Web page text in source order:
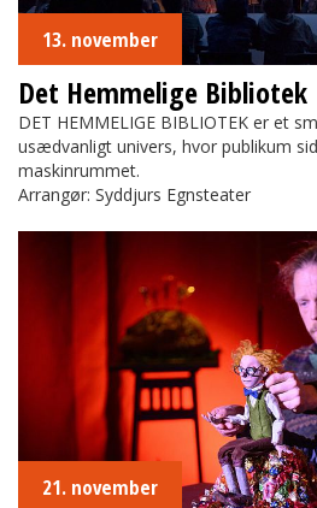
13. november
Det Hemmelige Bibliotek
DET HEMMELIGE BIBLIOTEK er et
usædvanligt univers, hvor publikum
maskinrummet.
Arrangør: Syddjurs Egnsteater
Historien om Karl Bertil Jonssons
21. november